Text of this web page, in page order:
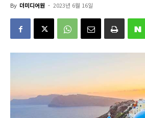
By 더미디어원 - 2023년 6월 16일